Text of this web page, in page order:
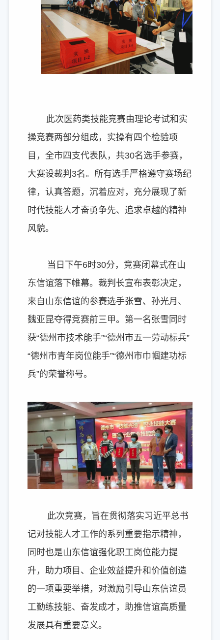
此次医药类技能竞赛由理论考试和实
操竞赛两部分组成，实操有四个检验项
目，全市四支代表队，共30名选手参赛，
大赛设裁判3名。所有选手严格遵守赛场纪
律，认真答题，沉着应对，充分展现了新
时代技能人才奋勇争先、追求卓越的精神
风貌。
当日下午6时30分，竞赛闭幕式在山
东信谊落下帷幕。裁判长宣布表彰决定，
来自山东信谊的参赛选手张雪、孙光月、
魏亚昆夺得竞赛前三甲。第一名张雪同时
获“德州市技术能手”“德州市五一劳动标兵”
“德州市青年岗位能手”“德州市巾帼建功标
兵”的荣誉称号。
此次竞赛，旨在贯彻落实习近平总书
记对技能人才工作的系列重要指示精神，
同时也是山东信谊强化职工岗位能力提
升，助力项目、企业效益提升和价值创造
的一项重要举措，对激励引导山东信谊员
工勤练技能、奋发成才，助推信谊高质量
发展具有重要意义。